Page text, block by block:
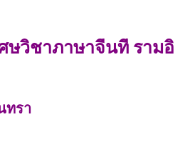
ษวิชาภาษาจีนที่ ราม
ทรา